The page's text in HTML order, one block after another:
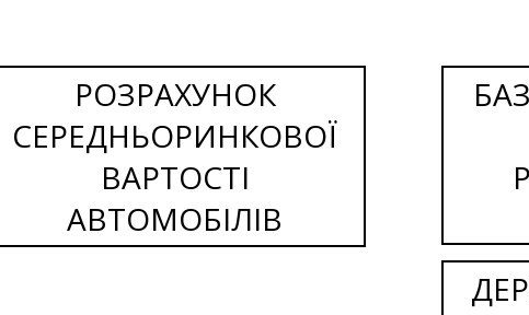
РОЗРАХУНОК
СЕРЕДНЬОРИНКОВОЇ
ВАРТОСТІ
АВТОМОБІЛІВ